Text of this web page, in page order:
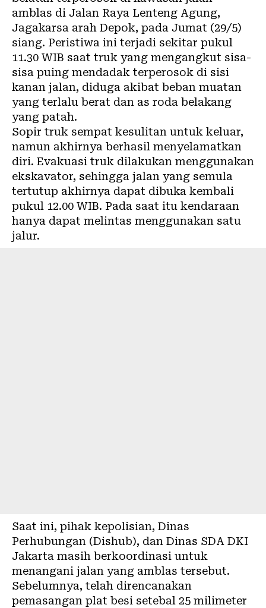
amblas di Jalan Raya Lenteng Agung,
Jagakarsa arah Depok, pada Jumat (29/5)
siang. Peristiwa ini terjadi sekitar pukul
11.30 WIB saat truk yang mengangkut sisa-
sisa puing mendadak terperosok di sisi
kanan jalan, diduga akibat beban muatan
yang terlalu berat dan as roda belakang
yang patah.
Sopir truk sempat kesulitan untuk keluar,
namun akhirnya berhasil menyelamatkan
diri. Evakuasi truk dilakukan menggunakan
ekskavator, sehingga jalan yang semula
tertutup akhirnya dapat dibuka kembali
pukul 12.00 WIB. Pada saat itu kendaraan
hanya dapat melintas menggunakan satu
jalur.
Saat ini, pihak kepolisian, Dinas
Perhubungan (Dishub), dan Dinas SDA DKI
Jakarta masih berkoordinasi untuk
menangani jalan yang amblas tersebut.
Sebelumnya, telah direncanakan
pemasangan plat besi setebal 25 milimeter